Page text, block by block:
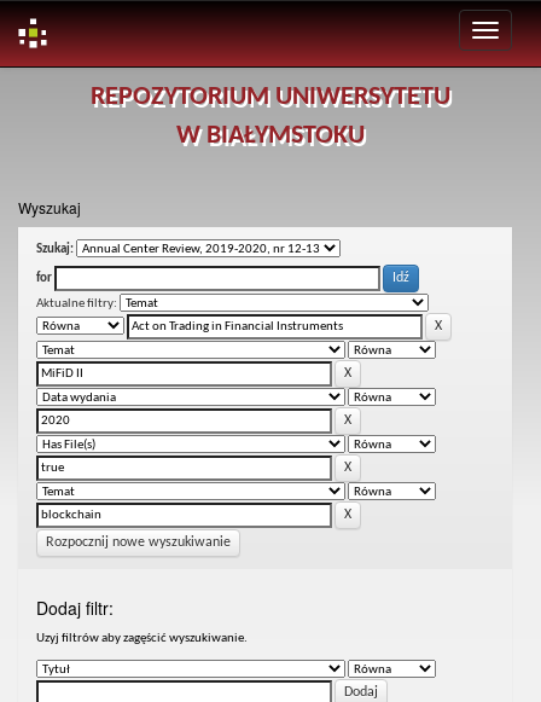
REPOZYTORIUM UNIWERSYTETU
W BIAŁYMSTOKU
Wyszukaj
Szukaj:
for
Aktualne filtry:
Rozpocznij nowe wyszukiwanie
Dodaj filtr:
Uzyj filtrów aby zagęścić wyszukiwanie.